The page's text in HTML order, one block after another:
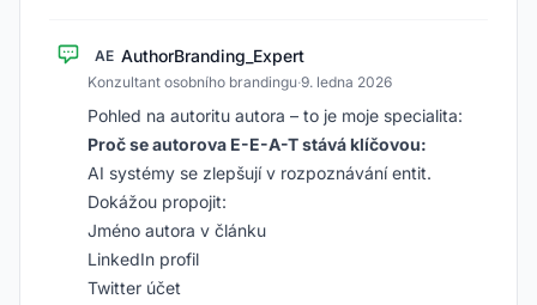
AE AuthorBranding_Expert
Konzultant osobního brandingu·9. ledna 2026
Pohled na autoritu autora – to je moje specialita:
Proč se autorova E-E-A-T stává klíčovou:
AI systémy se zlepšují v rozpoznávání entit.
Dokážou propojit:
Jméno autora v článku
LinkedIn profil
Twitter účet